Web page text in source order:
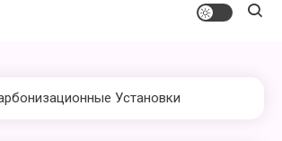
Установки